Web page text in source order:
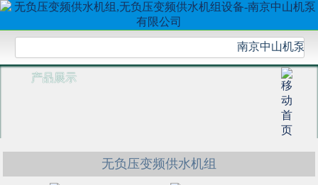
南京中山机泵
产品展示
无负压变频供水机组